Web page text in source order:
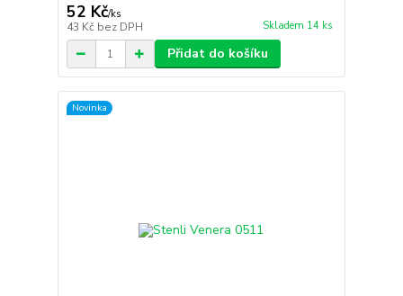
52 Kč/ks
43 Kč bez DPH Skladem 14 ks
Přidat do košíku
Novinka